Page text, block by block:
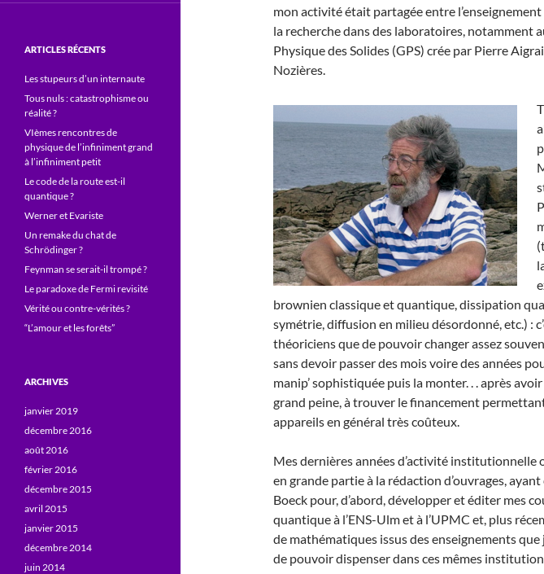
mon activité était partagée entre
la recherche dans des laboratoires, notamment
Physique des Solides (GPS) crée par Pierre
Nozières.
brownien classique et quantique, dissipation
symétrie, diffusion en milieu désordonné, etc.) :
théoriciens que de pouvoir changer assez
sans devoir passer des mois voire des années
manip’ sophistiquée puis la monter. . . après
grand peine, à trouver le financement
appareils en général très coûteux.
Mes dernières années d’activité institutionnelle
en grande partie à la rédaction d’ouvrages,
Boeck pour, d’abord, développer et éditer mes
quantique à l’ENS-Ulm et à l’UPMC et, plus
de mathématiques issus des enseignements que
de pouvoir dispenser dans ces mêmes
ARTICLES RÉCENTS
Les stupeurs d’un internaute
Tous nuls : catastrophisme ou
réalité ?
VIèmes rencontres de
physique de l’infiniment grand
à l’infiniment petit
Le code de la route est-il
quantique ?
Werner et Evariste
Un remake du chat de
Schrödinger ?
Feynman se serait-il trompé ?
Le paradoxe de Fermi revisité
Vérité ou contre-vérités ?
“L’amour et les forêts”
ARCHIVES
janvier 2019
décembre 2016
août 2016
février 2016
décembre 2015
avril 2015
janvier 2015
décembre 2014
juin 2014